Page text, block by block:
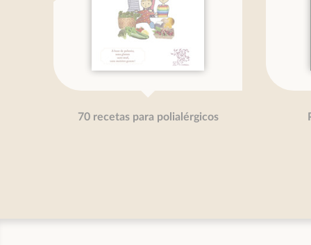
70 recetas para polialérgicos